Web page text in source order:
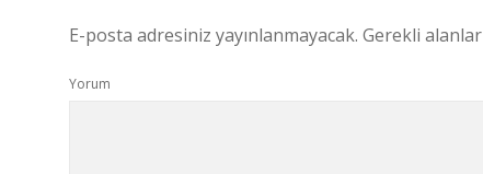
E-posta adresiniz yayınlanmayacak. Gerekli alanlar
Yorum